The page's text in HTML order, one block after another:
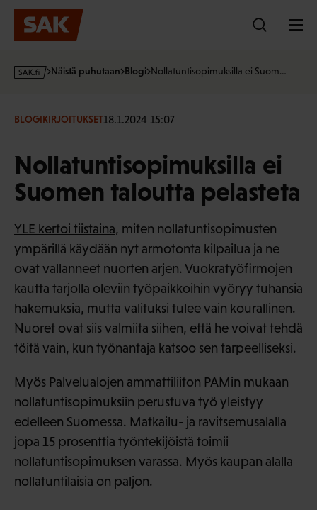
Hyppää
sisältöön
s
·
Näistä puhutaan Blogi Nollatuntisopimuksilla ei Suom…
BLOGIKIRJOITUKSET18.1.2024 15:07
Nollatuntisopimuksilla ei
Suomen taloutta pelasteta
YLE kertoi tiistaina, miten nollatuntisopimusten
ympärillä käydään nyt armotonta kilpailua ja ne
ovat vallanneet nuorten arjen. Vuokratyöfirmojen
kautta tarjolla oleviin työpaikkoihin vyöryy tuhansia
hakemuksia, mutta valituksi tulee vain kourallinen.
Nuoret ovat siis valmiita siihen, että he voivat tehdä
töitä vain, kun työnantaja katsoo sen tarpeelliseksi.
Myös Palvelualojen ammattiliiton PAMin mukaan
nollatuntisopimuksiin perustuva työ yleistyy
edelleen Suomessa. Matkailu- ja ravitsemusalalla
jopa 15 prosenttia työntekijöistä toimii
nollatuntisopimuksen varassa. Myös kaupan alalla
nollatuntilaisia on paljon.